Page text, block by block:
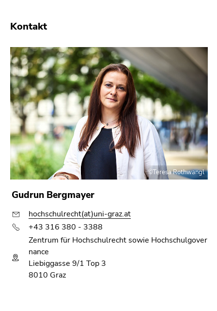
Kontakt
©Teresa Rothwangl
Gudrun Bergmayer
hochschulrecht(at)uni-graz.at
+43 316 380 - 3388
Zentrum für Hochschulrecht sowie Hochschulgover
nance
Liebiggasse 9/1 Top 3
8010 Graz